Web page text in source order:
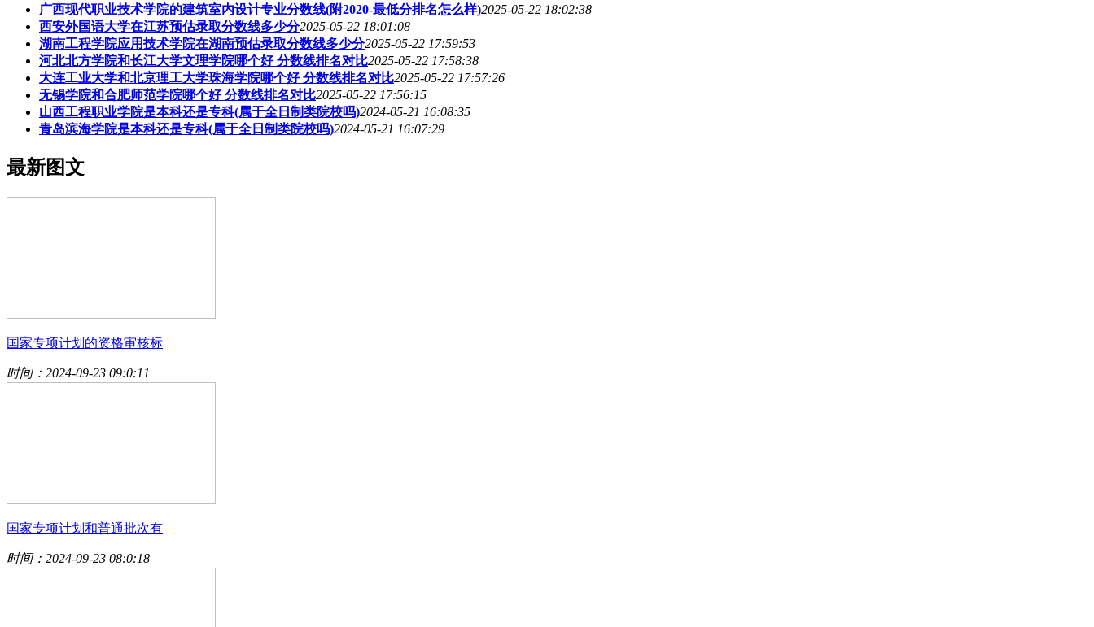
广西现代职业技术学院的建筑室内设计专业分数线(附2020-最低分排名怎么样)2025-05-22 18:02:38
西安外国语大学在江苏预估录取分数线多少分2025-05-22 18:01:08
湖南工程学院应用技术学院在湖南预估录取分数线多少分2025-05-22 17:59:53
河北北方学院和长江大学文理学院哪个好 分数线排名对比2025-05-22 17:58:38
大连工业大学和北京理工大学珠海学院哪个好 分数线排名对比2025-05-22 17:57:26
无锡学院和合肥师范学院哪个好 分数线排名对比2025-05-22 17:56:15
山西工程职业学院是本科还是专科(属于全日制类院校吗)2024-05-21 16:08:35
青岛滨海学院是本科还是专科(属于全日制类院校吗)2024-05-21 16:07:29
最新图文
国家专项计划的资格审核标
时间：2024-09-23 09:0:11
国家专项计划和普通批次有
时间：2024-09-23 08:0:18